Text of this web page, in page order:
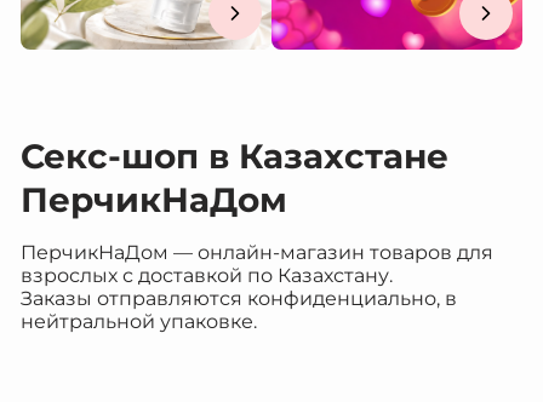
Секс-шоп в Казахстане
ПерчикНаДом
ПерчикНаДом — онлайн-магазин товаров для
взрослых с доставкой по Казахстану.
Заказы отправляются конфиденциально, в
нейтральной упаковке.